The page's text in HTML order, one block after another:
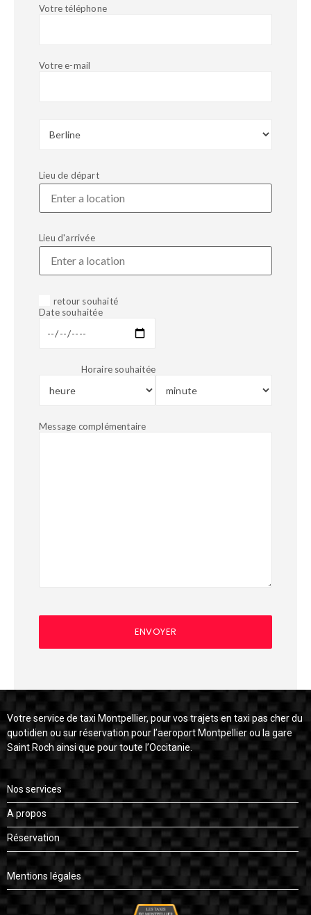
Votre téléphone
Votre e-mail
Lieu de départ
Lieu d'arrivée
retour souhaité
Date souhaitée
Horaire souhaitée
Message complémentaire
Votre service de taxi Montpellier, pour vos trajets en taxi pas cher du
quotidien ou sur réservation pour l’aeroport Montpellier ou la gare
Saint Roch ainsi que pour toute l’Occitanie.
Nos services
A propos
Réservation
Mentions légales